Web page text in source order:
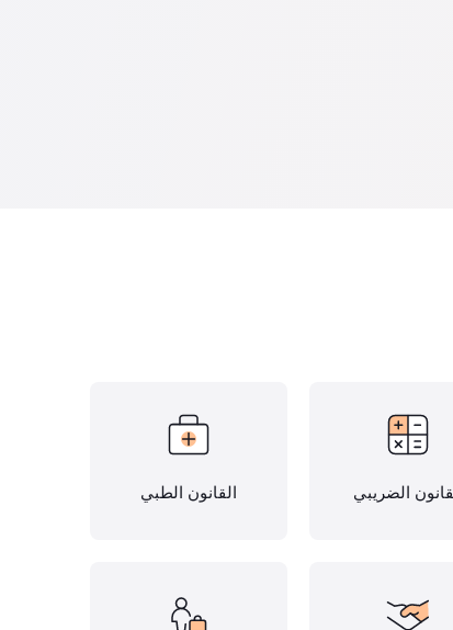
الضريبي القانون الطبي